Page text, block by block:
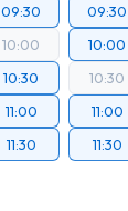
09:30
10:00
10:30
11:00
11:30
09:30
10:00
10:30
11:00
11:30